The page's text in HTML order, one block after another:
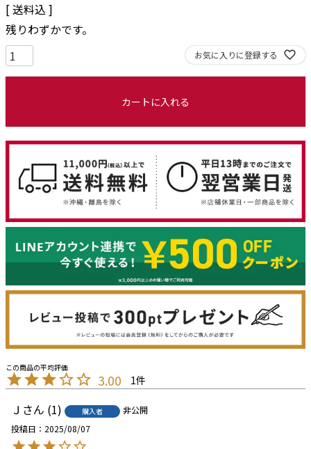
送料込
残りわずかです。
お気に入りに登録する
カートに入れる
3.00 1
Ｊ 1 購入者
非公開
投稿日
2025/08/07